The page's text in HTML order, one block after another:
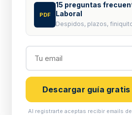
PDF
15 preguntas
Laboral
Despidos, plazos,
Descargar guía
Al registrarte aceptas recibir emails